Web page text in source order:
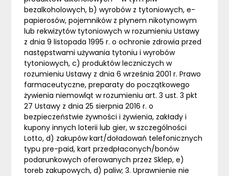
bezalkoholowych, b) wyrobów z tytoniowych, e-
papierosów, pojemników z płynem nikotynowym
lub rekwizytów tytoniowych w rozumieniu Ustawy
z dnia 9 listopada 1995 r. o ochronie zdrowia przed
następstwami używania tytoniu i wyrobów
tytoniowych, c) produktów leczniczych w
rozumieniu Ustawy z dnia 6 września 2001 r. Prawo
farmaceutyczne, preparaty do początkowego
żywienia niemowląt w rozumieniu art. 3 ust. 3 pkt
27 Ustawy z dnia 25 sierpnia 2016 r. o
bezpieczeństwie żywności i żywienia, zakłady i
kupony innych loterii lub gier, w szczególności
Lotto, d) zakupów kart/doładowań telefonicznych
typu pre-paid, kart przedpłaconych/bonów
podarunkowych oferowanych przez Sklep, e)
toreb zakupowych, d) paliw; 3. Uprawnienie nie